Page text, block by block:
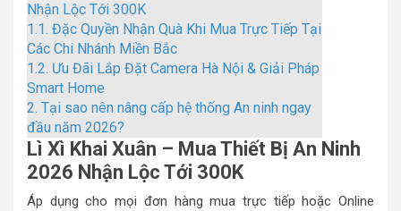
Nhận Lộc Tới 300K
1.1. Đặc Quyền Nhận Quà Khi Mua Trực Tiếp Tại
Các Chi Nhánh Miền Bắc
1.2. Ưu Đãi Lắp Đặt Camera Hà Nội & Giải Pháp
Smart Home
2. Tại sao nên nâng cấp hệ thống An ninh ngay
đầu năm 2026?
Lì Xì Khai Xuân – Mua Thiết Bị An Ninh
2026 Nhận Lộc Tới 300K
Áp dụng cho mọi đơn hàng mua trực tiếp hoặc Online